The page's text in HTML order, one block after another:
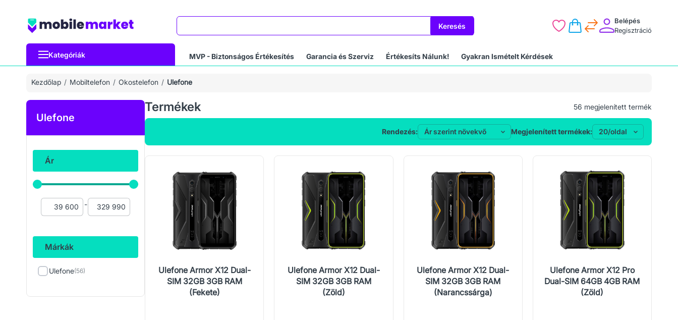
Keresés
Belépés
Regisztráció
Kategóriák MVP - Biztonságos Értékesítés Garancia és Szerviz Értékesíts Nálunk! Gyakran Ismételt Kérdések
Kezdőlap Mobiltelefon Okostelefon Ulefone
Ulefone
Ár
-
Márkák
Ulefone(56)
Termékek 56 megjelenített termék
Rendezés: Megjelenített termékek:
Ulefone Armor X12 Dual-
SIM 32GB 3GB RAM
(Fekete)
Ulefone Armor X12 Dual-
SIM 32GB 3GB RAM
(Zöld)
Ulefone Armor X12 Dual-
SIM 32GB 3GB RAM
(Narancssárga)
Ulefone Armor X12 Pro
Dual-SIM 64GB 4GB RAM
(Zöld)